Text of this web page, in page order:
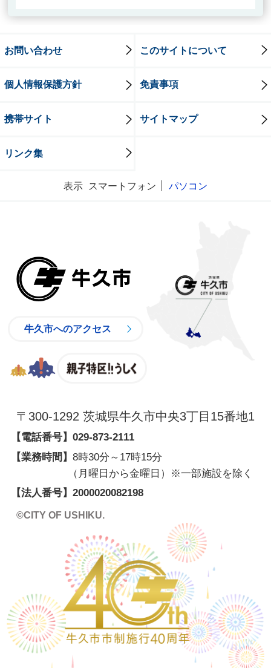
お問い合わせ このサイトについて
個人情報保護方針 免責事項
携帯サイト サイトマップ
リンク集
表示 スマートフォン パソコン
牛久市へのアクセス
〒300-1292 茨城県牛久市中央3丁目15番地1
【電話番号】 029-873-2111
【業務時間】 8時30分～17時15分
（月曜日から金曜日）※一部施設を除く
【法人番号】 2000020082198
©CITY OF USHIKU.